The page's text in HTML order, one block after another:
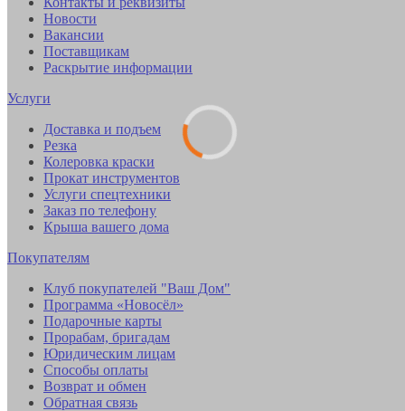
Новости
Вакансии
Поставщикам
Раскрытие информации
Услуги
Доставка и подъем
Резка
Колеровка краски
Прокат инструментов
Услуги спецтехники
Заказ по телефону
Крыша вашего дома
Покупателям
Клуб покупателей "Ваш Дом"
Программа «Новосёл»
Подарочные карты
Прорабам, бригадам
Юридическим лицам
Способы оплаты
Возврат и обмен
Обратная связь